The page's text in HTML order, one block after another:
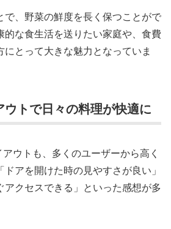
で、野菜の鮮度を長く保つことがで
的な食生活を送りたい家庭や、食費
とって大きな魅力となっていま
トで日々の料理が快適に
ウトも、多くのユーザーから高く
アを開けた時の見やすさが良い」
アクセスできる」といった感想が多